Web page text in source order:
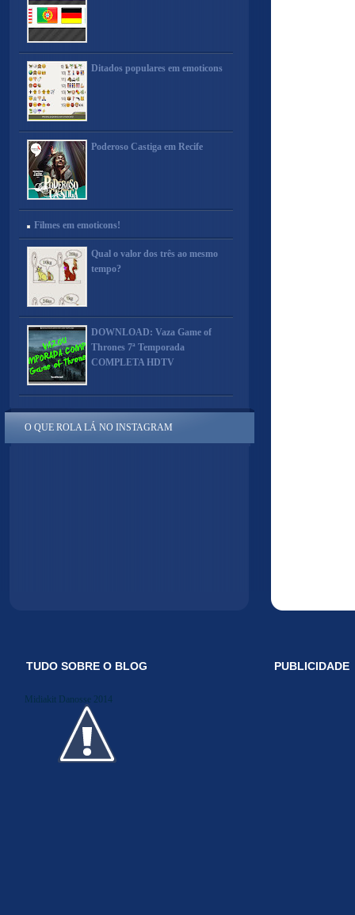
Ditados populares em emoticons
Poderoso Castiga em Recife
Filmes em emoticons!
Qual o valor dos três ao mesmo
tempo?
DOWNLOAD: Vaza Game of
Thrones 7ª Temporada
COMPLETA HDTV
O QUE ROLA LÁ NO INSTAGRAM
TUDO SOBRE O BLOG
Midiakit Danosse 2014
PUBLICIDADE